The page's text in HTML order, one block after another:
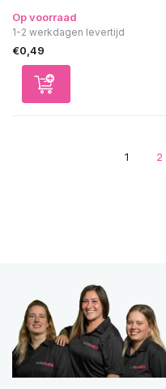
Op voorraad
1-2 werkdagen levertijd
€0,49
1 2